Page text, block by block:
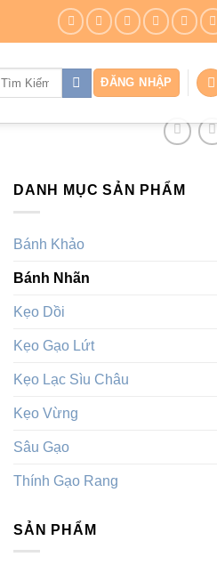
ĐĂNG NHẬP
DANH MỤC SẢN PHẨM
Bánh Khảo
Bánh Nhãn
Kẹo Dồi
Kẹo Gạo Lứt
Kẹo Lạc Sìu Châu
Kẹo Vừng
Sâu Gạo
Thính Gạo Rang
SẢN PHẨM